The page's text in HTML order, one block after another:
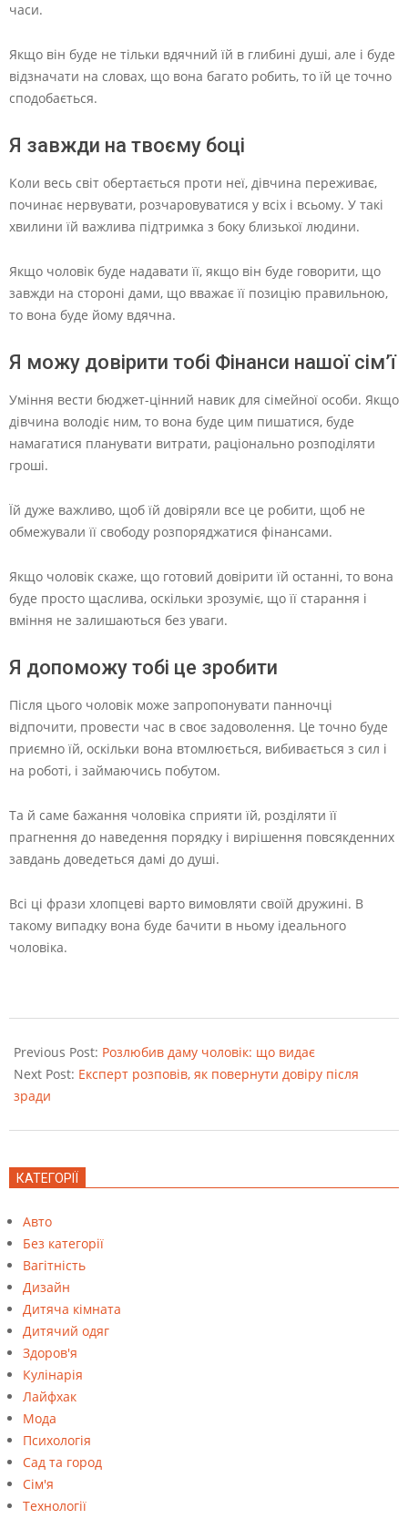
часи.
Якщо він буде не тільки вдячний їй в глибині душі, але і буде
відзначати на словах, що вона багато робить, то їй це точно
сподобається.
Я завжди на твоєму боці
Коли весь світ обертається проти неї, дівчина переживає,
починає нервувати, розчаровуватися у всіх і всьому. У такі
хвилини їй важлива підтримка з боку близької людини.
Якщо чоловік буде надавати її, якщо він буде говорити, що
завжди на стороні дами, що вважає її позицію правильною,
то вона буде йому вдячна.
Я можу довірити тобі Фінанси нашої сім’ї
Уміння вести бюджет-цінний навик для сімейної особи. Якщо
дівчина володіє ним, то вона буде цим пишатися, буде
намагатися планувати витрати, раціонально розподіляти
гроші.
Їй дуже важливо, щоб їй довіряли все це робити, щоб не
обмежували її свободу розпоряджатися фінансами.
Якщо чоловік скаже, що готовий довірити їй останні, то вона
буде просто щаслива, оскільки зрозуміє, що її старання і
вміння не залишаються без уваги.
Я допоможу тобі це зробити
Після цього чоловік може запропонувати панночці
відпочити, провести час в своє задоволення. Це точно буде
приємно їй, оскільки вона втомлюється, вибивається з сил і
на роботі, і займаючись побутом.
Та й саме бажання чоловіка сприяти їй, розділяти її
прагнення до наведення порядку і вирішення повсякденних
завдань доведеться дамі до душі.
Всі ці фрази хлопцеві варто вимовляти своїй дружині. В
такому випадку вона буде бачити в ньому ідеального
чоловіка.
08-
24
Previous Post: Розлюбив даму чоловік: що видає
Next Post: Експерт розповів, як повернути довіру після
зради
КАТЕГОРІЇ
Авто
Без категорії
Вагітність
Дизайн
Дитяча кімната
Дитячий одяг
Здоров'я
Кулінарія
Лайфхак
Мода
Психологія
Сад та город
Сім'я
Технології